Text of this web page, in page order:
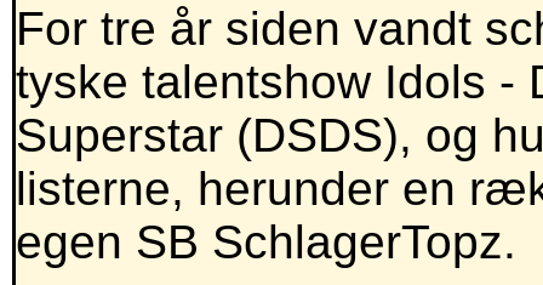
For tre år siden vandt
tyske talentshow Idols -
Superstar (DSDS), og
listerne, herunder en
egen SB SchlagerTopz.